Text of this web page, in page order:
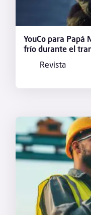
YouCo para Papá
frío durante el
Revista